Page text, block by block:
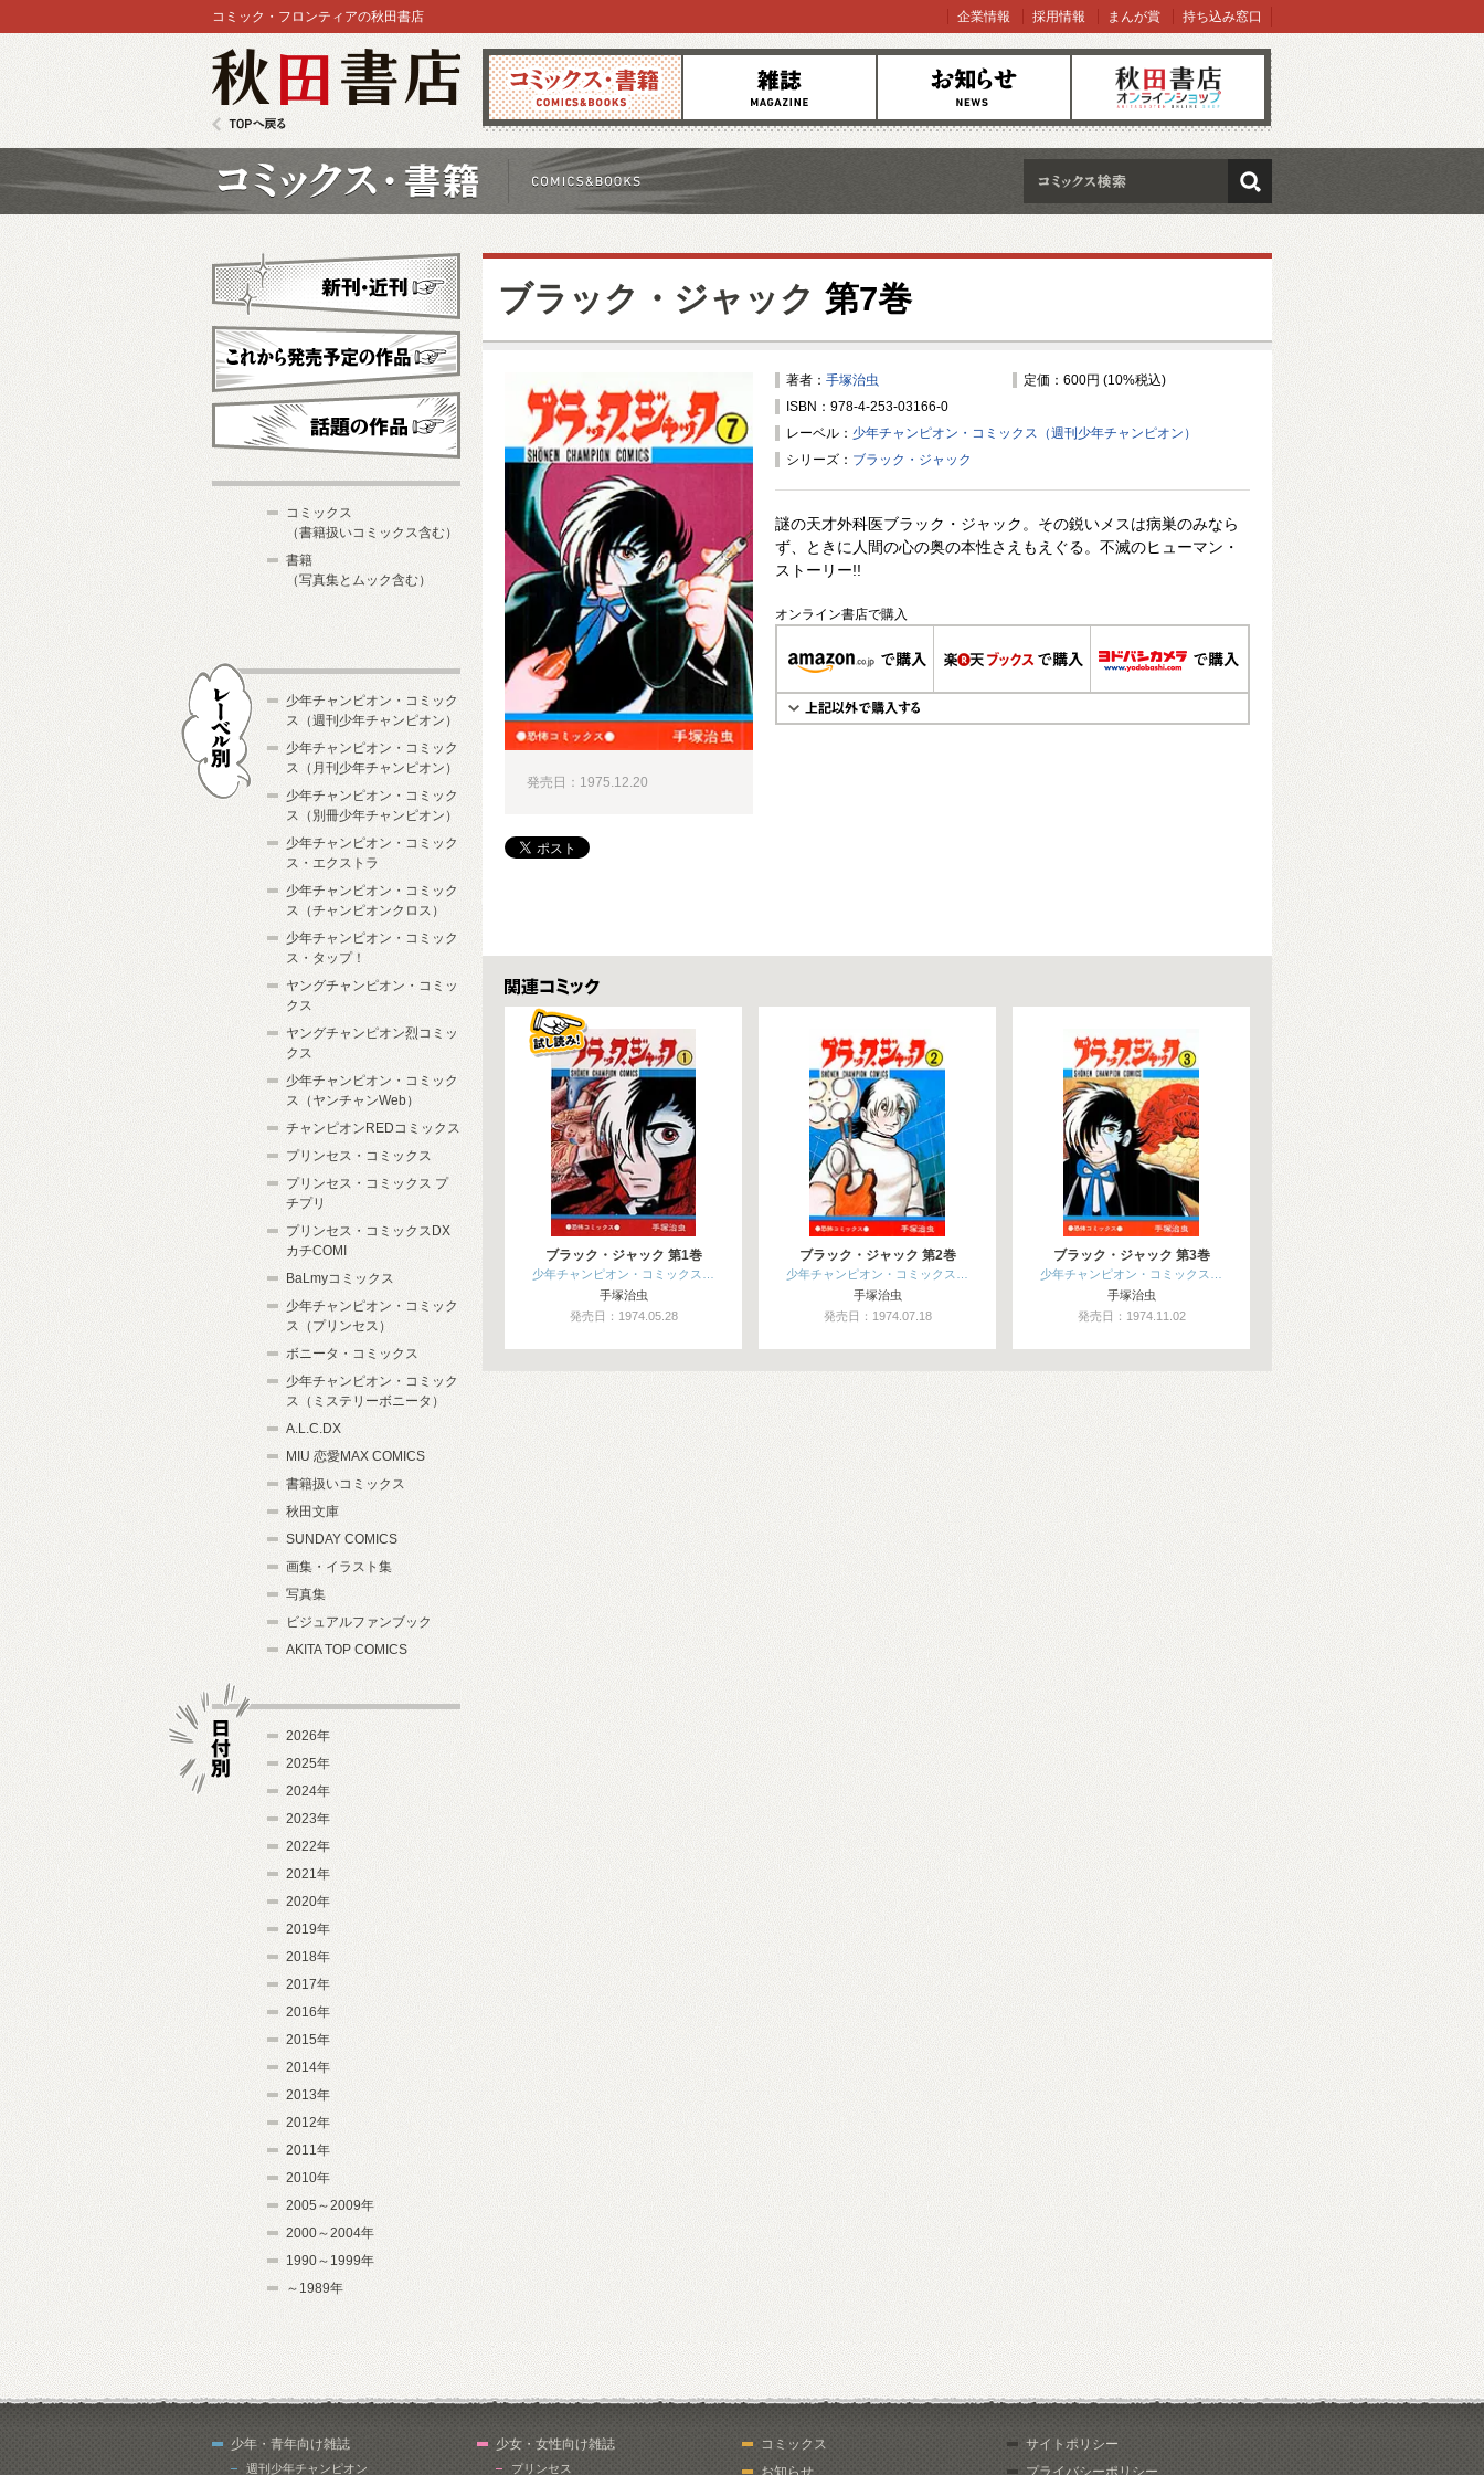
コミックス 雑誌 お知らせ オンラインショップ
コミック・フロンティアの秋田書店 企業情報 採用情報 まんが賞 持ち込み窓口
検索
ブラック・ジャック 第7巻
著者： 手塚治虫
定価：600円 (10%税込)
ISBN：978-4-253-03166-0
レーベル： 少年チャンピオン・コミックス（週刊少年チャンピオン）
シリーズ： ブラック・ジャック
謎の天才外科医ブラック・ジャック。その鋭いメスは病巣のみなら
ず、ときに人間の心の奥の本性さえもえぐる。不滅のヒューマン・
ストーリー!!
オンライン書店で購入
発売日：1975.12.20
関連コミックス
ブラック・ジャック 第1巻
少年チャンピオン・コミックス…
手塚治虫
発売日：1974.05.28
ブラック・ジャック 第2巻
少年チャンピオン・コミックス…
手塚治虫
発売日：1974.07.18
ブラック・ジャック 第3巻
少年チャンピオン・コミックス…
手塚治虫
発売日：1974.11.02
新刊・近刊
これから発売予定
コミックス
（書籍扱いコミックス含む）
書籍
（写真集とムック含む）
少年チャンピオン・コミック
ス（週刊少年チャンピオン）
少年チャンピオン・コミック
ス（月刊少年チャンピオン）
少年チャンピオン・コミック
ス（別冊少年チャンピオン）
少年チャンピオン・コミック
ス・エクストラ
少年チャンピオン・コミック
ス（チャンピオンクロス）
少年チャンピオン・コミック
ス・タップ！
ヤングチャンピオン・コミッ
クス
ヤングチャンピオン烈コミッ
クス
少年チャンピオン・コミック
ス（ヤンチャンWeb）
チャンピオンREDコミックス
プリンセス・コミックス
プリンセス・コミックス プ
チプリ
プリンセス・コミックスDX
カチCOMI
BaLmyコミックス
少年チャンピオン・コミック
ス（プリンセス）
ボニータ・コミックス
少年チャンピオン・コミック
ス（ミステリーボニータ）
A.L.C.DX
MIU 恋愛MAX COMICS
書籍扱いコミックス
秋田文庫
SUNDAY COMICS
画集・イラスト集
写真集
ビジュアルファンブック
AKITA TOP COMICS
2026年
2025年
2024年
2023年
2022年
2021年
2020年
2019年
2018年
2017年
2016年
2015年
2014年
2013年
2012年
2011年
2010年
2005～2009年
2000～2004年
1990～1999年
～1989年
少年・青年向け雑誌
週刊少年チャンピオン
少女・女性向け雑誌
プリンセス
コミックス
お知らせ
サイトポリシー
プライバシーポリシー